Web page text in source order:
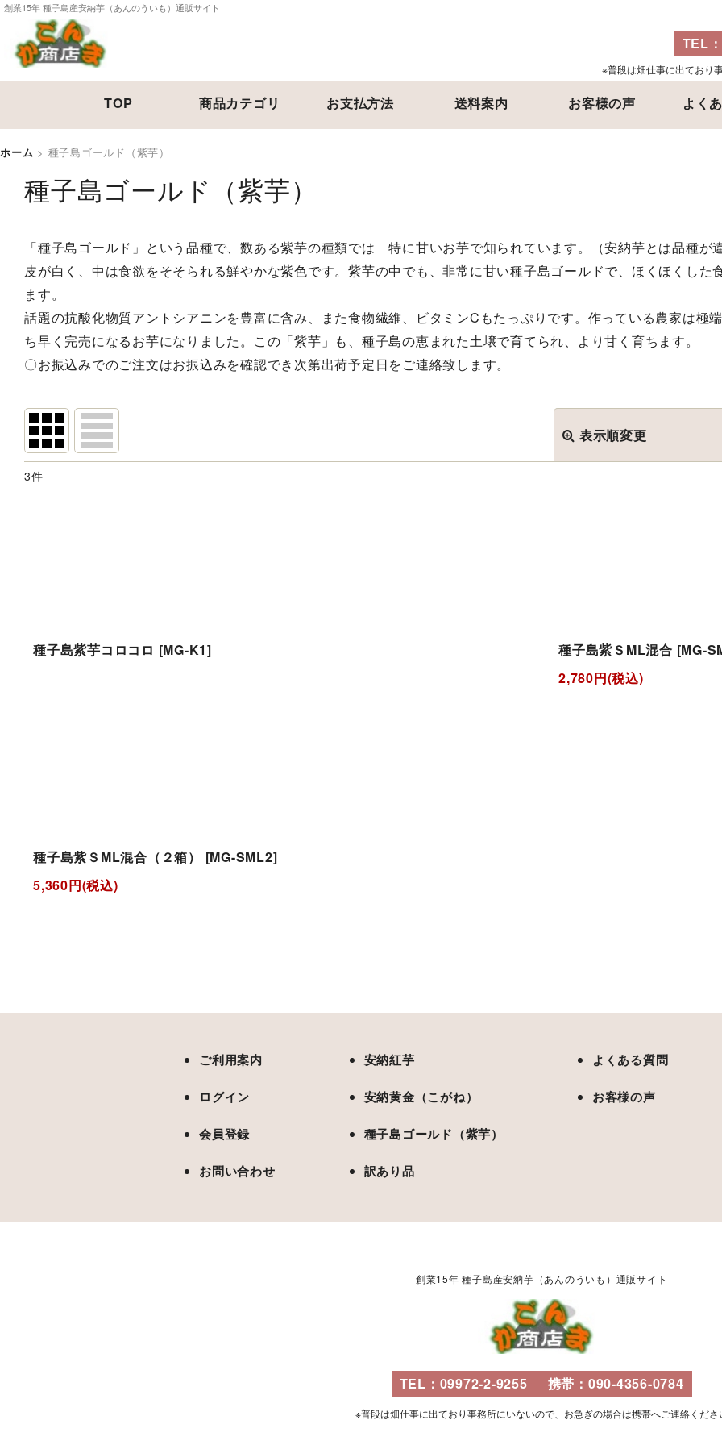
創業15年 種子島産安納芋（あんのういも）通販サイト
TEL：
※普段は畑仕事に出ており
TOP 商品カテゴリ お支払方法 送料案内 お客様の声 よく
ホーム > 種子島ゴールド（紫芋）
種子島ゴールド（紫芋）
「種子島ゴールド」という品種で、数ある紫芋の種類では 特に甘いお芋で知られています。（安納芋とは品種が
皮が白く、中は食欲をそそられる鮮やかな紫色です。紫芋の中でも、非常に甘い種子島ゴールドで、ほくほくし
ます。
話題の抗酸化物質アントシアニンを豊富に含み、また食物繊維、ビタミンCもたっぷりです。作っている農家は極
ち早く完売になるお芋になりました。この「紫芋」も、種子島の恵まれた土壌で育てられ、より甘く育ちます。
〇お振込みでのご注文はお振込みを確認でき次第出荷予定日をご連絡致します。
表示順変更
3件
種子島紫芋コロコロ [MG-K1] 種子島紫ＳML混合 [MG-
2,780円(税込)
種子島紫ＳML混合（２箱） [MG-SML2]
5,360円(税込)
ご利用案内
ログイン
会員登録
お問い合わせ
安納紅芋
安納黄金（こがね）
種子島ゴールド（紫芋）
訳あり品
よくある質問
お客様の声
創業15年 種子島産安納芋（あんのういも）通販サイト
TEL： 09972-2-9255 携帯： 090-4356-0784
※普段は畑仕事に出ており事務所にいないので、お急ぎの場合は携帯へご連絡くださ